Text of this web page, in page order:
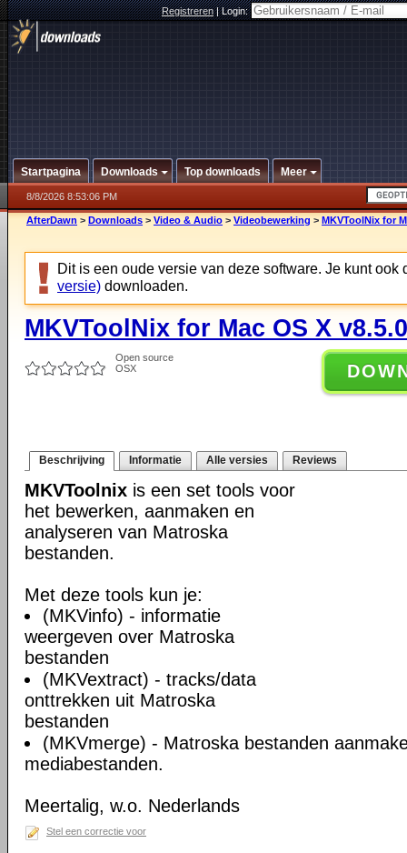
Registreren|Login:
Startpagina Downloads Top downloads Meer
8/8/2026 8:53:06 PM
AfterDawn > Downloads > Video & Audio > Videobewerking > MKVToolNix for
Dit is een oude versie van deze software. Je kunt ook
versie) downloaden.
MKVToolNix for Mac OS X v8.5.0
Open source
OSX
Beschrijving Informatie Alle versies Reviews
MKVToolnix is een set tools voor
het bewerken, aanmaken en
analyseren van Matroska
bestanden.
Met deze tools kun je:
(MKVinfo) - informatie
weergeven over Matroska
bestanden
(MKVextract) - tracks/data
onttrekken uit Matroska
bestanden
(MKVmerge) - Matroska bestanden
mediabestanden.
Meertalig, w.o. Nederlands
Stel een correctie voor